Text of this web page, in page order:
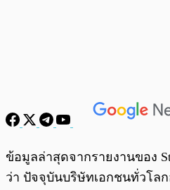
พร้อมเล่น
ข้อมูลล่าสุดจากรายงานของ
ว่า ปัจจุบันบริษัทเอกชนทั่วโล